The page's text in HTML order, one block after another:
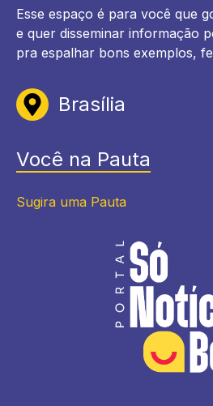
Esse espaço é para você que
e quer disseminar informação
pra espalhar bons exemplos,
Brasília
Você na Pauta
Sugira uma Pauta